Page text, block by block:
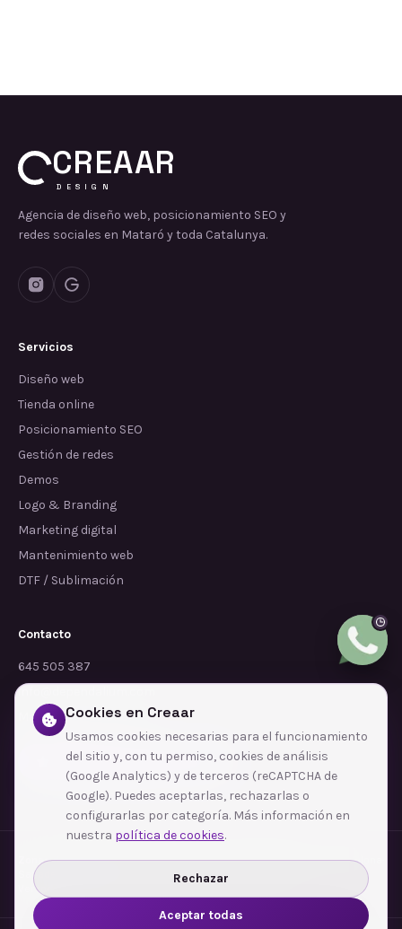
CREAAR
DESIGN
Agencia de diseño web, posicionamiento SEO y
redes sociales en Mataró y toda Catalunya.
Servicios
Diseño web
Tienda online
Posicionamiento SEO
Gestión de redes
Demos
Logo & Branding
Marketing digital
Mantenimiento web
DTF / Sublimación
Contacto
645 505 387
info@dependalium.com
Mataró (Barcelona)
Déjanos tu reseña en Google
Zonas de cobertura·Barcelona·L'Hospitalet de Llobregat·Terrassa·Badalona
Sabadell
Santa Coloma de Gramenet
Ver todas las zonas →
Cookies en Creaar
Usamos cookies necesarias para el funcionamiento
del sitio y, con tu permiso, cookies de análisis
(Google Analytics) y de terceros (reCAPTCHA de
Google). Puedes aceptarlas, rechazarlas o
configurarlas por categoría. Más información en
nuestra política de cookies.
Rechazar
Aceptar todas